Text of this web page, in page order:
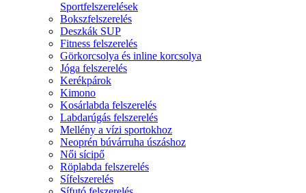
Sportfelszerelések
Bokszfelszerelés
Deszkák SUP
Fitness felszerelés
Görkorcsolya és inline korcsolya
Jóga felszerelés
Kerékpárok
Kimono
Kosárlabda felszerelés
Labdarúgás felszerelés
Mellény a vízi sportokhoz
Neoprén búvárruha úszáshoz
Női sícipő
Röplabda felszerelés
Sífelszerelés